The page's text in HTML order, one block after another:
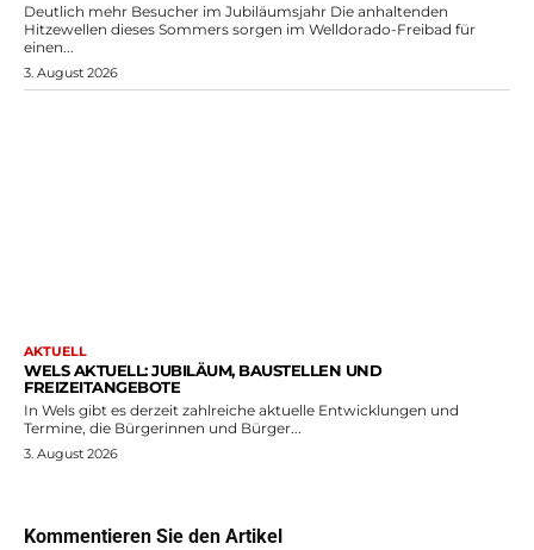
Deutlich mehr Besucher im Jubiläumsjahr Die anhaltenden
Hitzewellen dieses Sommers sorgen im Welldorado-Freibad für
einen...
3. August 2026
AKTUELL
WELS AKTUELL: JUBILÄUM, BAUSTELLEN UND
FREIZEITANGEBOTE
In Wels gibt es derzeit zahlreiche aktuelle Entwicklungen und
Termine, die Bürgerinnen und Bürger...
3. August 2026
Kommentieren Sie den Artikel